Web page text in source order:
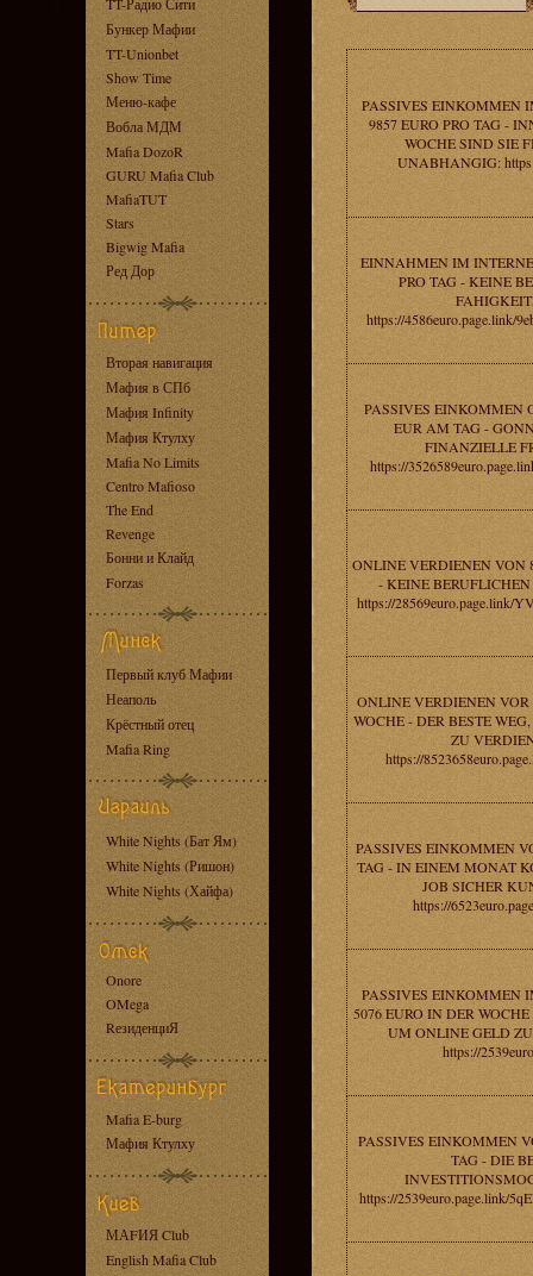
Бункер Мафии
TT-Unionbet
Show Time
Меню-кафе
Вобла МДМ
Mafia DozoR
GURU Mafia Club
MafiaTUT
Stars
Bigwig Mafia
Ред Дор
Вторая навигация
Мафия в СПб
Мафия Infinity
Мафия Ктулху
Mafia No Limits
Centro Mafioso
The End
Revenge
Бонни и Клайд
Forzas
Первый клуб Мафии
Неаполь
Крёстный отец
Mafia Ring
White Nights (Бат Ям)
White Nights (Ришон)
White Nights (Хайфа)
Onore
OMega
RезиденциЯ
Mafia E-burg
Мафия Ктулху
МАFИЯ Club
English Mafia Club
PASSIVES EINKOMMEN
9857 EURO PRO TAG -
WOCHE SIND SIE
UNABHANGIG:
EINNAHMEN IM
PRO TAG - KEINE
https://4586euro.page.link/
PASSIVES EINKOMMEN
EUR AM TAG -
FINANZIELLE
https://
ONLINE VERDIENEN VON
- KEINE
https://28569euro.page.link/
ONLINE VERDIENEN VOR
WOCHE - DER BESTE
ZU
https://
PASSIVES EINKOMMEN
TAG - IN EINEM MONAT
JOB SICHER
https://
PASSIVES EINKOMMEN
5076 EURO IN DER
UM ONLINE GELD
https://
PASSIVES EINKOMMEN
TAG - DIE
https://2539euro.page.link/